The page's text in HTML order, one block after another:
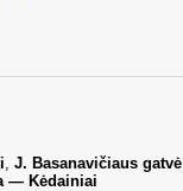
, J. Basanavičiaus gatvė
— Kėdainiai